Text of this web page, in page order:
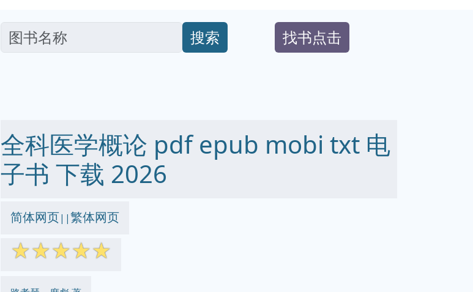
搜索 找书点击
全科医学概论 pdf epub mobi txt 电
子书 下载 2026
简体网页||繁体网页
☆☆☆☆☆